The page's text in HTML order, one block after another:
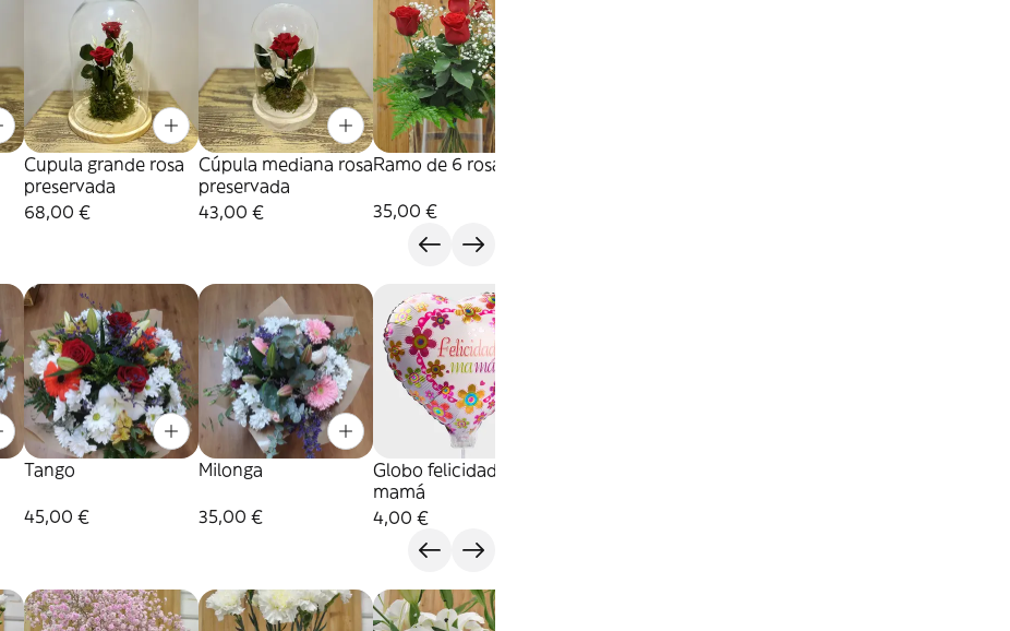
Cupula grande rosa
preservada
68,00 €
Cúpula mediana rosa
preservada
43,00 €
Ramo de 6 rosas
35,00 €
Tango
45,00 €
Milonga
35,00 €
Globo felicidades
mamá
4,00 €